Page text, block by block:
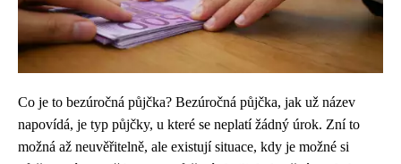
Co je to bezúročná půjčka? Bezúročná půjčka, jak už název
napovídá, je typ půjčky, u které se neplatí žádný úrok. Zní to
možná až neuvěřitelně, ale existují situace, kdy je možné si